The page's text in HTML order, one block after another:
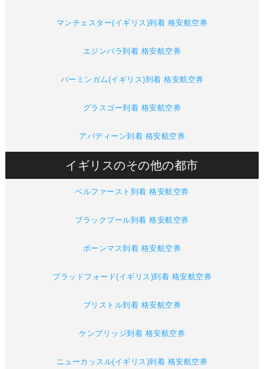
マンチェスター(イギリス)到着 格安航空券
エジンバラ到着 格安航空券
バーミンガム(イギリス)到着 格安航空券
グラスゴー到着 格安航空券
アバディーン到着 格安航空券
イギリスのその他の都市
ベルファースト到着 格安航空券
ブラックプール到着 格安航空券
ボーンマス到着 格安航空券
ブラッドフォード(イギリス)到着 格安航空券
ブリストル到着 格安航空券
ケンブリッジ到着 格安航空券
ニューカッスル(イギリス)到着 格安航空券